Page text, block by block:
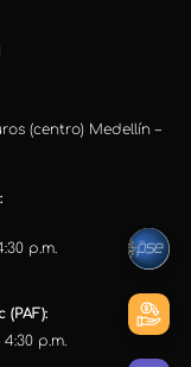
(centro) Medellín –
p.m.
p.m.